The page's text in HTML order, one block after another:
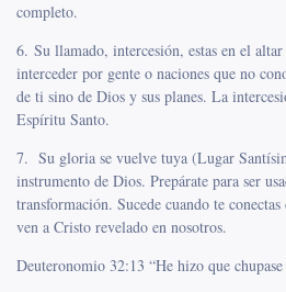
completo.
6. Su llamado, intercesión, estas en el
interceder por gente o naciones que no
de ti sino de Dios y sus planes. La
Espíritu Santo.
7. Su gloria se vuelve tuya (Lugar
instrumento de Dios. Prepárate para ser
transformación. Sucede cuando te
ven a Cristo revelado en nosotros.
Deuteronomio 32:13 “He hizo que